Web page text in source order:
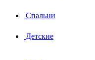
Спальни
Детские